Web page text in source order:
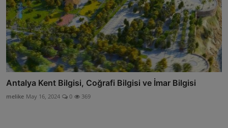
Antalya Kent Bilgisi, Coğrafi Bilgisi ve İmar Bilgisi
melike May 16, 2024 0 369